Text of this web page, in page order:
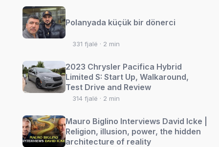
Polanyada küçük bir dönerci
331 fjalë · 2 min
2023 Chrysler Pacifica Hybrid
Limited S: Start Up, Walkaround,
Test Drive and Review
314 fjalë · 2 min
Mauro Biglino Interviews David Icke |
Religion, illusion, power, the hidden
architecture of reality